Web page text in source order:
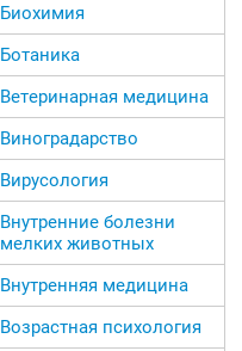
Биохимия
Ботаника
Ветеринарная медицина
Виноградарство
Вирусология
Внутренние болезни
мелких животных
Внутренняя медицина
Возрастная психология